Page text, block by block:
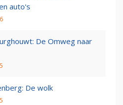
auto's
De Omweg naar
De wolk